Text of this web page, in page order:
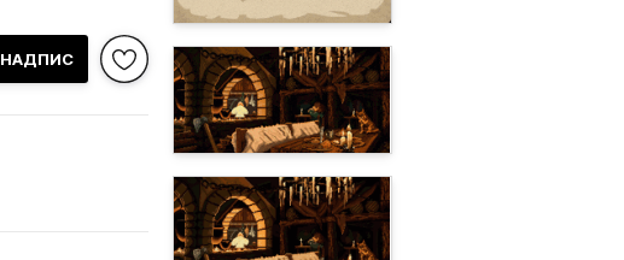
НАДПИС